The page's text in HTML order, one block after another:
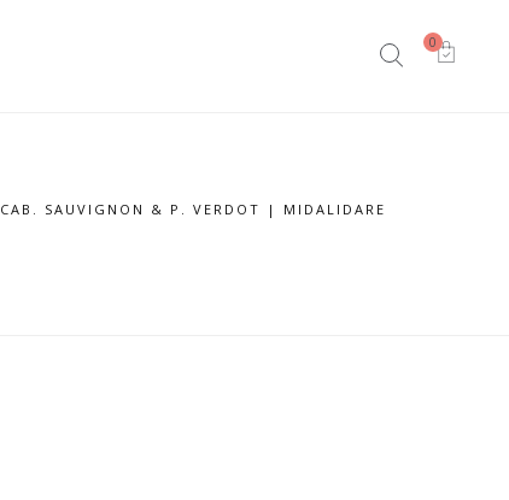
0
CAB. SAUVIGNON & P. VERDOT | MIDALIDARE